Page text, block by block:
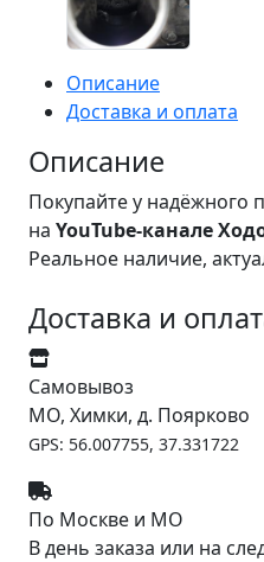
Описание
Доставка и оплата
Описание
Покупайте у надёжного
на YouTube-канале
Реальное наличие,
Доставка и
Самовывоз
МО, Химки, д. Поярково
GPS: 56.007755, 37.331722
По Москве и МО
В день заказа или на